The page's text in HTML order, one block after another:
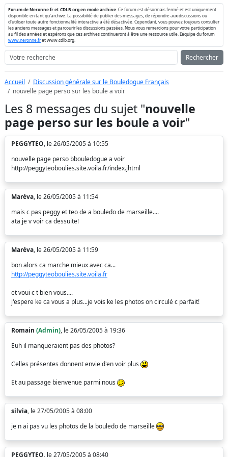
Forum de Neronne.fr et CDLB.org en mode archive . Ce forum est désormais fermé et est uniquement
disponible en tant qu'archive. La possibilité de publier des messages, de répondre aux discussions ou
d'utiliser toute autre fonctionnalité interactive a été désactivée. Cependant, vous pouvez toujours consulter
les anciens messages et parcourir les discussions passées. Nous vous remercions pour votre participation
au fil des années et espérons que ces archives continueront à être une ressource utile. L'équipe du forum
www.neronne.fret www.cdlb.org.
Rechercher
Accueil
Discussion générale sur le Bouledogue Français
nouvelle page perso sur les boule a voir
Les 8 messages du sujet "nouvelle
page perso sur les boule a voir"
PEGGYTEO, le 26/05/2005 à 10:55
nouvelle page perso bbouledogue a voir
http://peggyteoboulies.site.voila.fr/index.jhtml
Maréva, le 26/05/2005 à 11:54
mais c pas peggy et teo de a bouledo de marseille....
ata je v voir ca dessuite!
Maréva, le 26/05/2005 à 11:59
bon alors ca marche mieux avec ca...
http://peggyteoboulies.site.voila.fr
et voui c t bien vous....
j'espere ke ca vous a plus...je vois ke les photos on circulé c parfait!
Romain (Admin), le 26/05/2005 à 19:36
Euh il manqueraient pas des photos?
Celles présentes donnent envie d'en voir plus
Et au passage bienvenue parmi nous
silvia, le 27/05/2005 à 08:00
je n ai pas vu les photos de la bouledo de marseille
PEGGYTEO, le 27/05/2005 à 08:40